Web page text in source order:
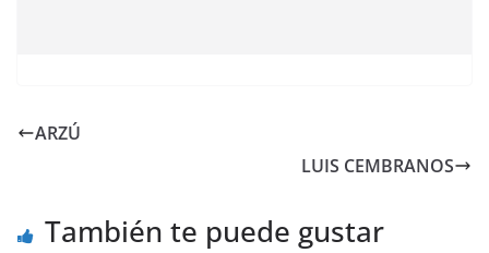
ARZÚ
LUIS CEMBRANOS
También te puede gustar